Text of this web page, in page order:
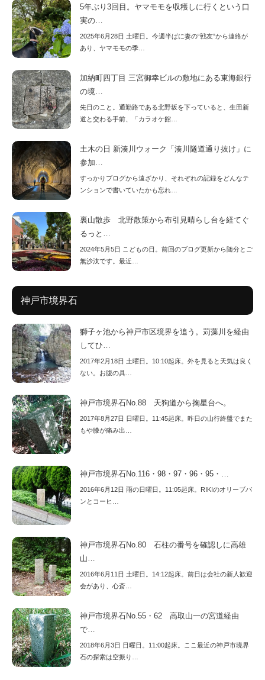
5年ぶり3回目。ヤマモモを収穫しに行くという口
実の…
2025年6月28日 土曜日。今週半ばに妻の“戦友”から連絡が
あり、ヤマモモの季…
加納町四丁目 三宮御幸ビルの敷地にある東海銀行
の境…
先日のこと。通勤路である北野坂を下っていると、生田新
道と交わる手前、「カラオケ館…
土木の日 新湊川ウォーク「湊川隧道通り抜け」に
参加…
すっかりブログから遠ざかり、それぞれの記録をどんなテ
ンションで書いていたかも忘れ…
裏山散歩 北野散策から布引見晴らし台を経てぐ
るっと…
2024年5月5日 こどもの日。前回のブログ更新から随分とご
無沙汰です。最近…
神戸市境界石
獅子ヶ池から神戸市区境界を追う。苅藻川を経由
してひ…
2017年2月18日 土曜日。10:10起床。外を見ると天気は良く
ない。お腹の具…
神戸市境界石No.88 天狗道から掬星台へ。
2017年8月27日 日曜日。11:45起床。昨日の山行終盤でまた
もや膝が痛み出…
神戸市境界石No.116・98・97・96・95・…
2016年6月12日 雨の日曜日。11:05起床。RIKIのオリーブパ
ンとコーヒ…
神戸市境界石No.80 石柱の番号を確認しに高雄
山…
2016年6月11日 土曜日。14:12起床。前日は会社の新人歓迎
会があり、心斎…
神戸市境界石No.55・62 高取山一の宮道経由
で…
2018年6月3日 日曜日。11:00起床。ここ最近の神戸市境界
石の探索は空振り…